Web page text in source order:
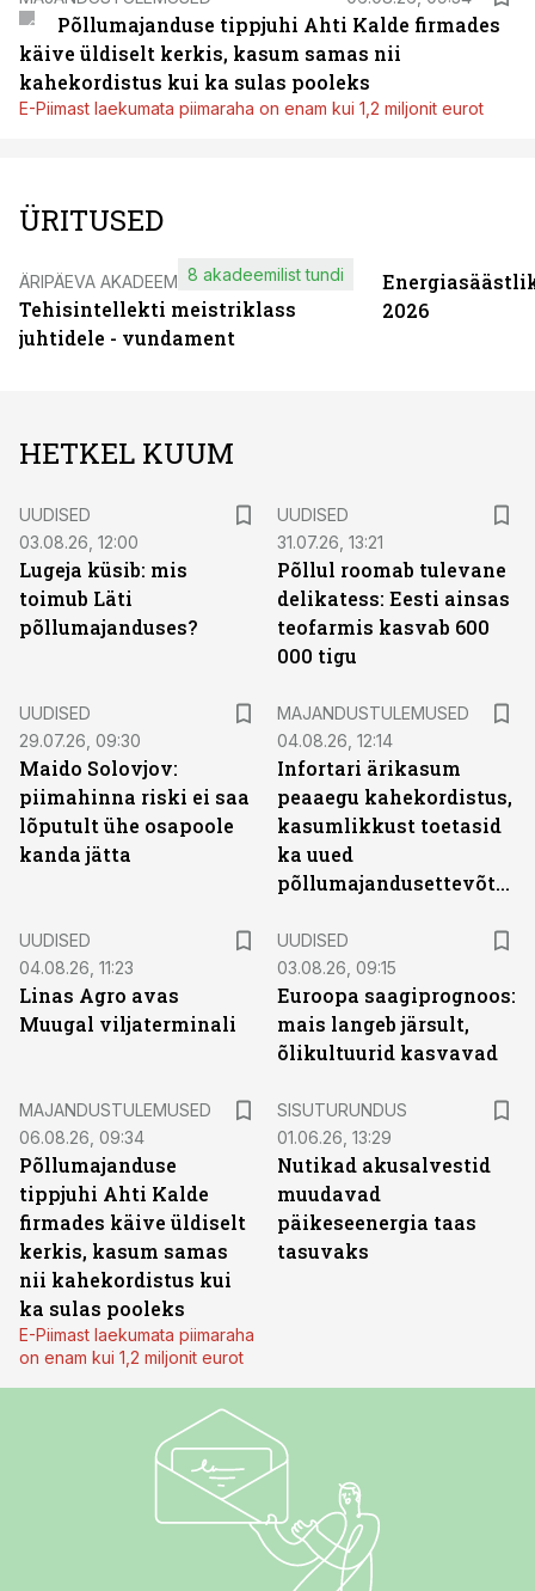
Põllumajanduse tippjuhi Ahti Kalde firmades
käive üldiselt kerkis, kasum samas nii
kahekordistus kui ka sulas pooleks
E-Piimast laekumata piimaraha on enam kui 1,2 miljonit eurot
ÜRITUSED
ÄRIPÄEVA AKADEEMIA
Tehisintellekti meistriklass
juhtidele - vundament
8 akadeemilist tundi
2026
HETKEL KUUM
UUDISED
03.08.26, 12:00
Lugeja küsib: mis
toimub Läti
põllumajanduses?
UUDISED
31.07.26, 13:21
Põllul roomab tulevane
delikatess: Eesti ainsas
teofarmis kasvab 600
000 tigu
UUDISED
29.07.26, 09:30
Maido Solovjov:
piimahinna riski ei saa
lõputult ühe osapoole
kanda jätta
MAJANDUSTULEMUSED
04.08.26, 12:14
Infortari ärikasum
peaaegu kahekordistus,
kasumlikkust toetasid
ka uued
põllumajandusettevõtted
UUDISED
04.08.26, 11:23
Linas Agro avas
Muugal viljaterminali
UUDISED
03.08.26, 09:15
Euroopa saagiprognoos:
mais langeb järsult,
õlikultuurid kasvavad
MAJANDUSTULEMUSED
06.08.26, 09:34
Põllumajanduse
tippjuhi Ahti Kalde
firmades käive üldiselt
kerkis, kasum samas
nii kahekordistus kui
ka sulas pooleks
E-Piimast laekumata piimaraha
on enam kui 1,2 miljonit eurot
SISUTURUNDUS
01.06.26, 13:29
Nutikad akusalvestid
muudavad
päikeseenergia taas
tasuvaks